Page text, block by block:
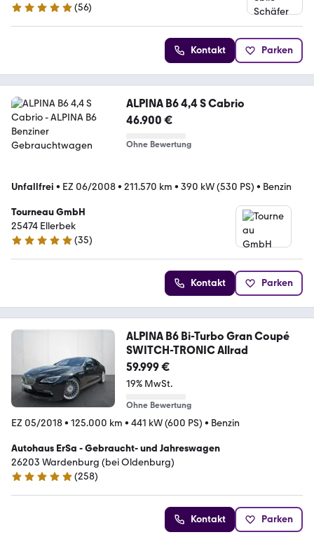
4.9 Sterne
(56)
Kontakt Parken
ALPINA B6 4,4 S Cabrio
46.900 €
Ohne Bewertung
Unfallfrei • EZ 06/2008• 211.570 km • 390 kW (530 PS) • Benzin
Tourneau GmbH
25474 Ellerbek
5 Sterne
(35)
Kontakt Parken
ALPINA B6 Bi-Turbo Gran Coupé
SWITCH-TRONIC Allrad
59.999 €
19% MwSt.
Ohne Bewertung
EZ 05/2018• 125.000 km • 441 kW (600 PS) • Benzin
Autohaus ErSa - Gebraucht- und Jahreswagen
26203 Wardenburg (bei Oldenburg)
4.8 Sterne
(258)
Kontakt Parken